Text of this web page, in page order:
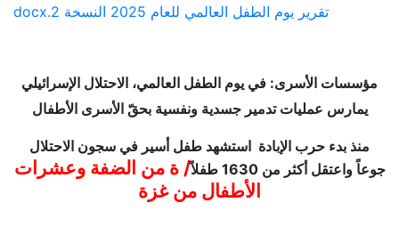
تقرير يوم الطفل العالمي للعام 2025 النسخة 2.docx
مؤسسات الأسرى: في يوم الطفل العالمي، الاحتلال الإسرائيلي
يمارس عمليات تدمير جسدية ونفسية بحقّ الأسرى الأطفال
منذ بدء حرب الإبادة استشهد طفل أسير في سجون الاحتلال
جوعاً واعتقل أكثر من 1630 طفلاً
/ ة من الضفة وعشرات
الأطفال من غزة